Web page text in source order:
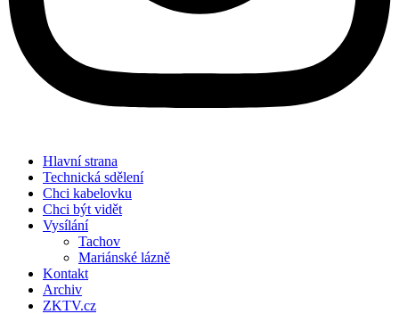
Hlavní strana
Technická sdělení
Chci kabelovku
Chci být vidět
Vysílání
Tachov
Mariánské lázně
Kontakt
Archiv
ZKTV.cz